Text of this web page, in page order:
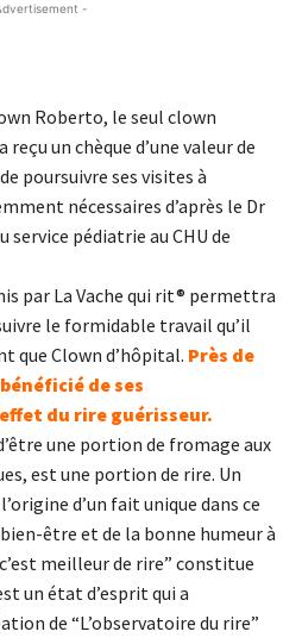
-
Roberto, le seul clown
un chèque d’une valeur de
poursuivre ses visites à
nécessaires d’après le Dr
service pédiatrie au CHU de
par La Vache qui rit® permettra
le formidable travail qu’il
que Clown d’hôpital. Près de
de ses
du rire guérisseur.
une portion de fromage aux
est une portion de rire. Un
d’un fait unique dans ce
être et de la bonne humeur à
meilleur de rire” constitue
un état d’esprit qui a
de “L’observatoire du rire”